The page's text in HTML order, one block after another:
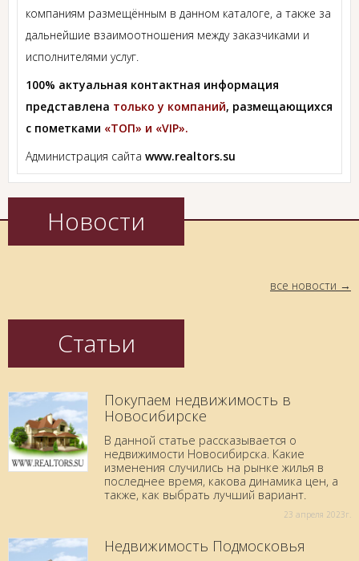
компаниям размещённым в данном каталоге, а также за
дальнейшие взаимоотношения между заказчиками и
исполнителями услуг.
100% актуальная контактная информация
представлена только у компаний, размещающихся
с пометками «ТОП» и «VIP».
Администрация сайта www.realtors.su
Новости
все новости
Статьи
Покупаем недвижимость в
Новосибирске
В данной статье рассказывается о
недвижимости Новосибирска. Какие
изменения случились на рынке жилья в
последнее время, какова динамика цен, а
также, как выбрать лучший вариант.
23 aпреля 2023г.
Недвижимость Подмосковья